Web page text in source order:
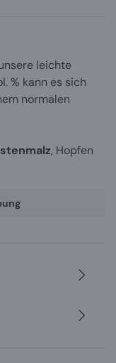
leichte
% kann es sich
normalen
, Hopfen